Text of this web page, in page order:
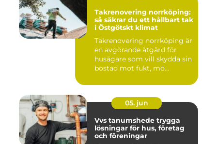
Takrenovering norrköping:
så säkrar du ett hållbart tak
i Östgötskt klimat
Takrenovering norrköping är
en avgörande åtgärd för
husägare som vill skydda sin
bostad mot fukt, mö...
05. jun
Vvs tanumshede trygga
lösningar för hus, företag
och föreningar